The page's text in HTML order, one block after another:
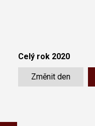
Celý rok 2020
Změnit den